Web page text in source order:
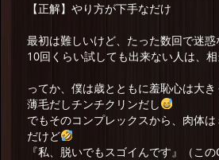
【正解】やり方が下手なだけ
最初は難しいけど、たった数回で迷
10回くらい試しても出来ない人は、相
ってか、僕は歳とともに羞恥心は大
薄毛だしチンチクリンだし
でもそのコンプレックスから、肉体
だけど
『私、脱いでもスゴイんです』（この